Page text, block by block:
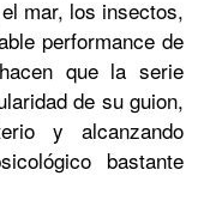
mar, los insectos,
performance de
que la serie
de su guion,
y alcanzando
bastante